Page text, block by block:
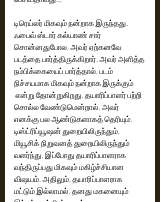
டிரெய்லர் மிகவும் நன்றாக இருந்தது.
ஃபைவ் ஸ்டார் கல்யாண் சார்
சொன்னதுபோல, அவர் ஏற்கனவே
படத்தை பார்த்திருக்கிறார். அவர் அளித்த
நம்பிக்கையைப் பார்த்தால், படம்
நிச்சயமாக மிகவும் நன்றாக இருக்கும்
என்று தோன்றுகிறது. தயாரிப்பாளர் பற்றி
சொல்ல வேண்டுமென்றால், அவர்
எனக்கு பல ஆண்டுகளாகத் தெரியும்.
டிஸ்ட்ரிப்யூஷன் துறையிலிருந்தும்,
மியூசிக் நிறுவனத் துறையிலிருந்தும்
வளர்ந்து, இப்போது தயாரிப்பாளராக
வந்திருப்பது மிகவும் மகிழ்ச்சியான
விஷயம். அதிலும், தயாரிப்பாளராக
மட்டும் இல்லாமல், தனது மகனையும்